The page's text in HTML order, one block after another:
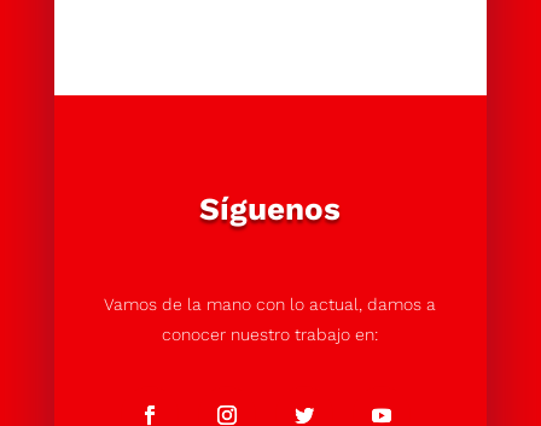
Síguenos
Vamos de la mano con lo actual, damos a
conocer nuestro trabajo en: